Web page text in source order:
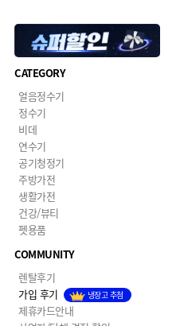
이달의혜택
CATEGORY
얼음정수기
정수기
비데
연수기
공기청정기
주방가전
생활가전
건강/뷰티
펫용품
COMMUNITY
렌탈후기
가입 후기
냉장고 추첨
제휴카드안내